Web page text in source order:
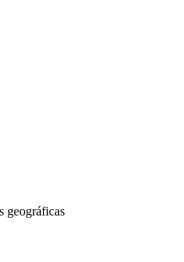
geográficas